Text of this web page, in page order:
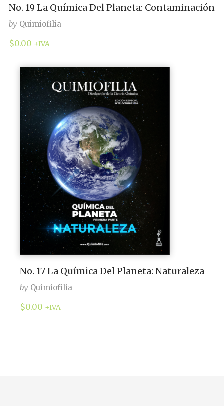
No. 19 La Química Del Planeta: Contaminación
by Quimiofilia
$0.00 +IVA
No. 17 La Química Del Planeta: Naturaleza
by Quimiofilia
$0.00 +IVA